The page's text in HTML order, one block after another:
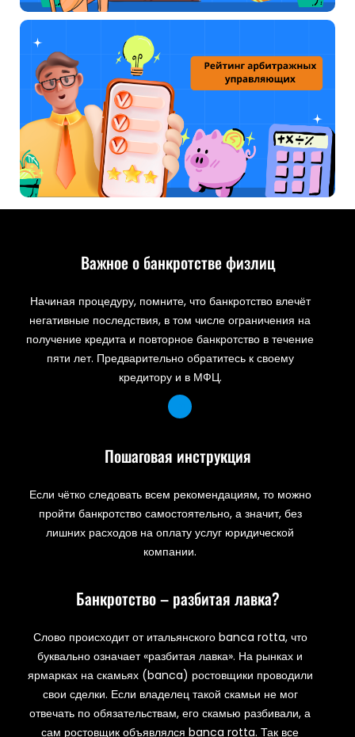
Важное о банкротстве физлиц
Начиная процедуру, помните, что банкротство влечёт
негативные последствия, в том числе ограничения на
получение кредита и повторное банкротство в течение
пяти лет. Предварительно обратитесь к своему
кредитору и в МФЦ.
Пошаговая инструкция
Если чётко следовать всем рекомендациям, то можно
пройти банкротство самостоятельно, а значит, без
лишних расходов на оплату услуг юридической
компании.
Банкротство – разбитая лавка?
Слово происходит от итальянского banca rotta, что
буквально означает «разбитая лавка». На рынках и
ярмарках на скамьях (banca) ростовщики проводили
свои сделки. Если владелец такой скамьи не мог
отвечать по обязательствам, его скамью разбивали, а
сам ростовщик объявлялся banca rotta. Так все